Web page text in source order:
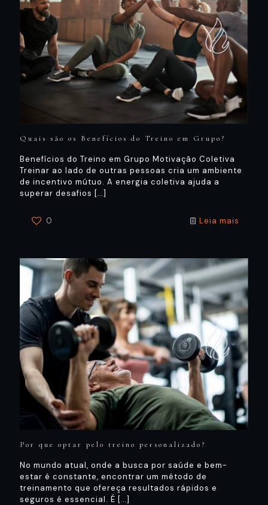
Quais são os Benefícios do Treino em Grupo?
Benefícios do Treino em Grupo Motivação Coletiva
Treinar ao lado de outras pessoas cria um ambiente
de incentivo mútuo. A energia coletiva ajuda a
superar desafios […]
0 Leia mais
Por que optar pelo treino personalizado?
No mundo atual, onde a busca por saúde e bem-
estar é constante, encontrar um método de
treinamento que ofereça resultados rápidos e
seguros é essencial. É […]